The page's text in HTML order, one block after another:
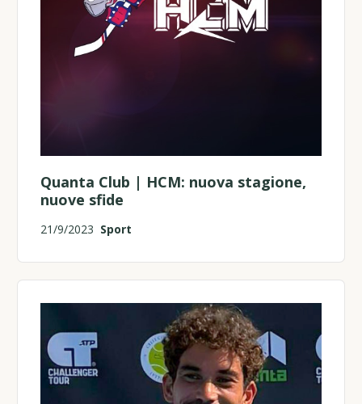
Quanta Club | HCM: nuova stagione,
nuove sfide
21/9/2023 Sport